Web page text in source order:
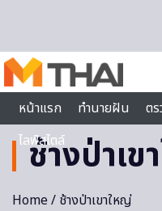
หน้าแรก
ทำนายฝัน ต
ไลฟ์สไตล์
ช้างป่าเข
Home/ ช้างป่าเขาใหญ่